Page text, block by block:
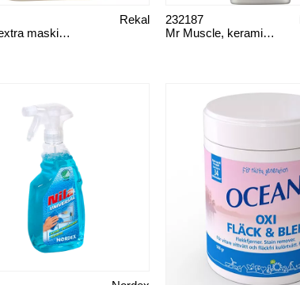
Rekal, extra maskindisk
Rekal
Mr Muscle, keramikrent
232187